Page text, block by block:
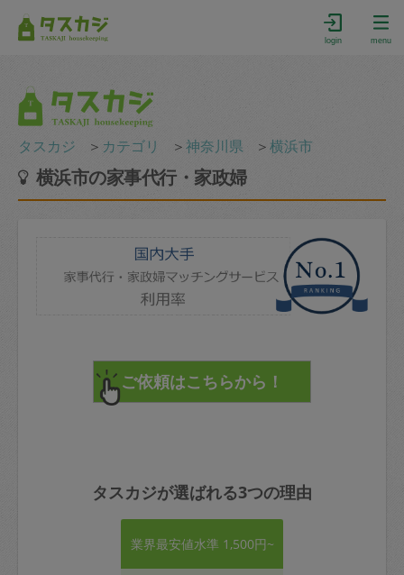
login menu
タスカジ ＞ カテゴリ ＞神奈川県 ＞横浜市
横浜市の家事代行・家政婦
タスカジが選ばれる3つの理由
業界最安値水準 1,500円~